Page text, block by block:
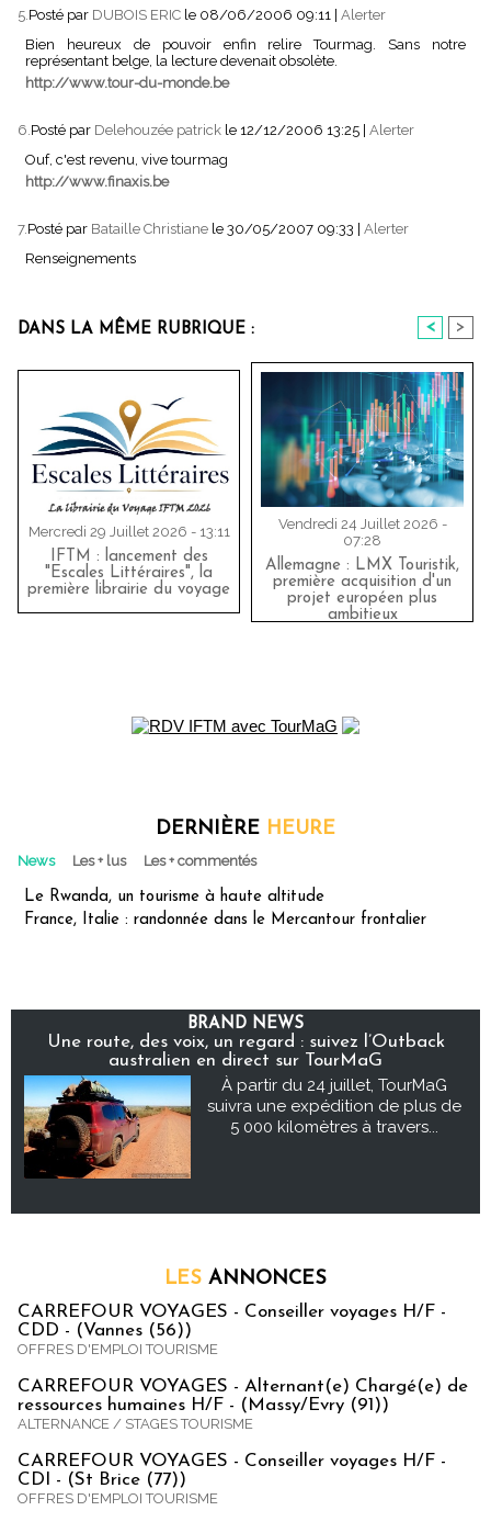
5. Posté par DUBOIS ERIC le 08/06/2006 09:11
Alerter
Bien heureux de pouvoir enfin relire Tourmag. Sans notre
représentant belge, la lecture devenait obsolète.
http://www.tour-du-monde.be
6.Posté par Delehouzée patrick le 12/12/2006 13:25 Alerter
Ouf, c'est revenu, vive tourmag
http://www.finaxis.be
7.Posté par Bataille Christiane le 30/05/2007 09:33
Alerter
Renseignements
DANS LA MÊME RUBRIQUE : < >
Mercredi 29 Juillet 2026 - 13:11
IFTM : lancement des
"Escales Littéraires", la
première librairie du voyage
Vendredi 24 Juillet 2026 -
07:28
Allemagne : LMX Touristik,
première acquisition d'un
projet européen plus
ambitieux
DERNIÈRE HEURE
News Les + lus Les + commentés
Le Rwanda, un tourisme à haute altitude
France, Italie : randonnée dans le Mercantour frontalier
BRAND NEWS
Une route, des voix, un regard : suivez l’Outback
australien en direct sur TourMaG
À partir du 24 juillet, TourMaG
suivra une expédition de plus de
5 000 kilomètres à travers...
LES ANNONCES
CARREFOUR VOYAGES - Conseiller voyages H/F -
CDD - (Vannes (56))
OFFRES D'EMPLOI TOURISME
CARREFOUR VOYAGES - Alternant(e) Chargé(e) de
ressources humaines H/F - (Massy/Evry (91))
ALTERNANCE / STAGES TOURISME
CARREFOUR VOYAGES - Conseiller voyages H/F -
CDI - (St Brice (77))
OFFRES D'EMPLOI TOURISME